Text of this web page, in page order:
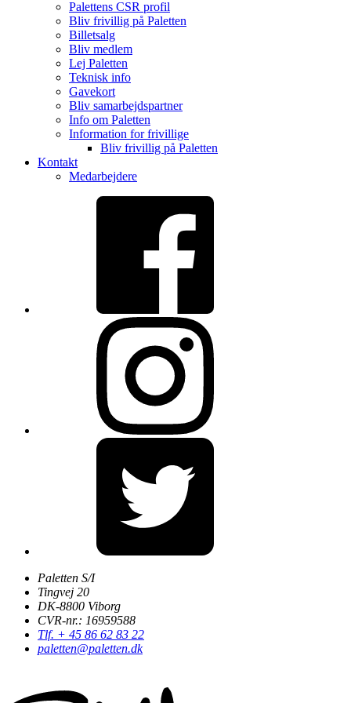
Palettens CSR profil
Bliv frivillig på Paletten
Billetsalg
Bliv medlem
Lej Paletten
Teknisk info
Gavekort
Bliv samarbejdspartner
Info om Paletten
Information for frivillige
Bliv frivillig på Paletten
Kontakt
Medarbejdere
Paletten S/I
Tingvej 20
DK-8800 Viborg
CVR-nr.: 16959588
Tlf. + 45 86 62 83 22
paletten@paletten.dk